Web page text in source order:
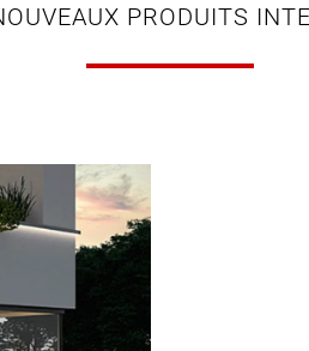
PRODUITS